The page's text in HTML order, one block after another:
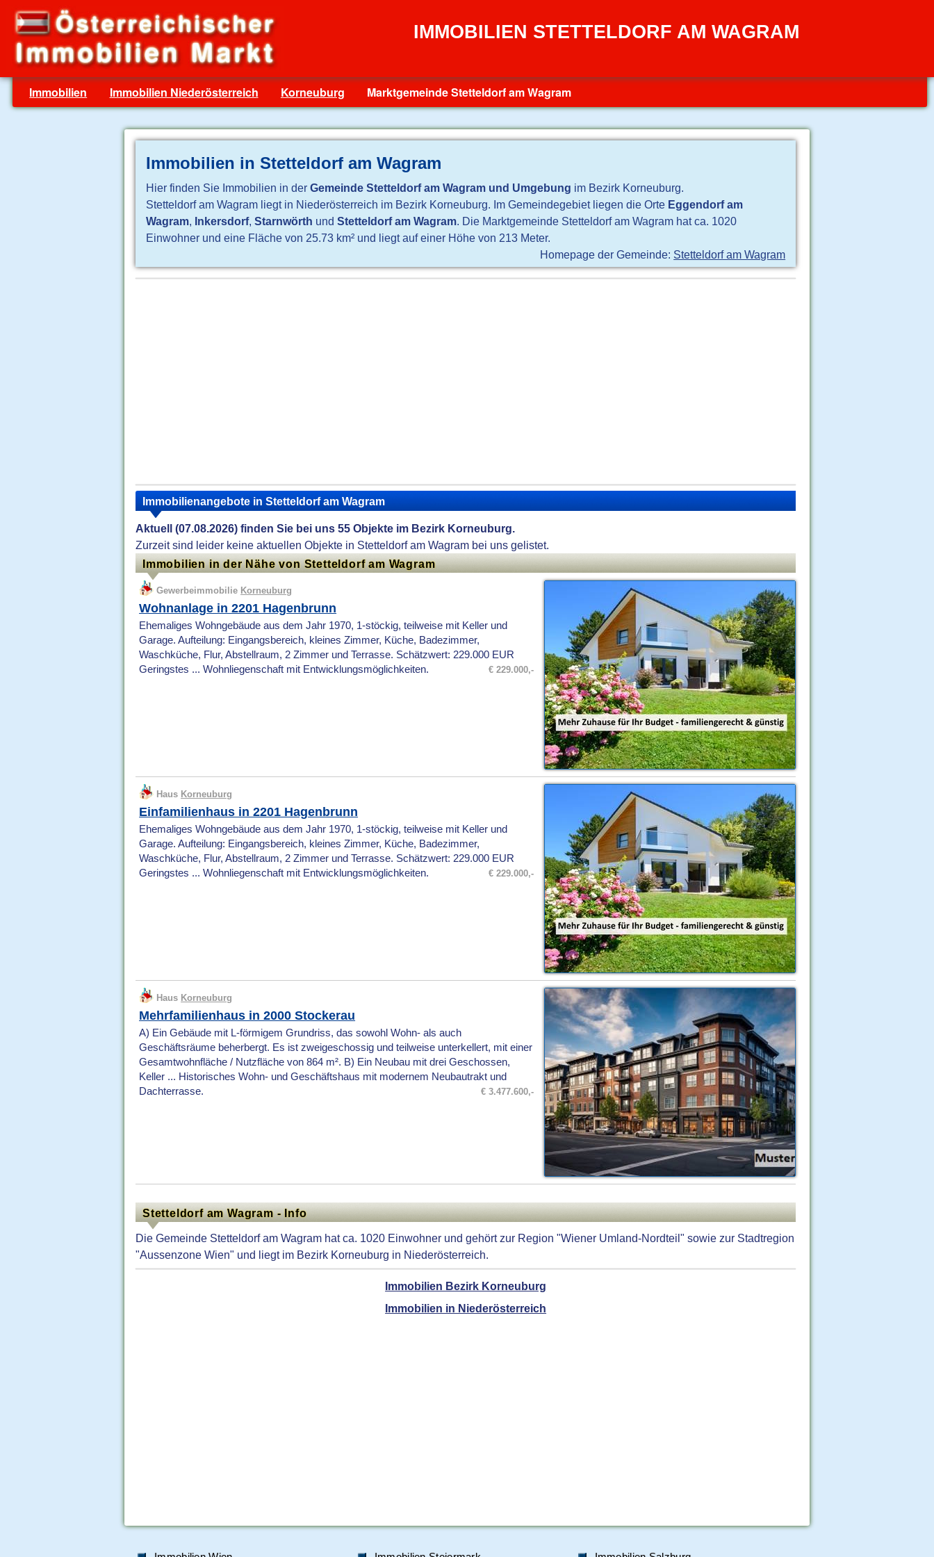
IMMOBILIEN STETTELDORF AM WAGRAM
Immobilien Immobilien Niederösterreich Korneuburg Marktgemeinde Stetteldorf am Wagram
Immobilien in Stetteldorf am Wagram
Hier finden Sie Immobilien in der Gemeinde Stetteldorf am Wagram und Umgebung im Bezirk Korneuburg.
Stetteldorf am Wagram liegt in Niederösterreich im Bezirk Korneuburg. Im Gemeindegebiet liegen die Orte Eggendorf am
Wagram, Inkersdorf, Starnwörth und Stetteldorf am Wagram. Die Marktgemeinde Stetteldorf am Wagram hat ca. 1020
Einwohner und eine Fläche von 25.73 km² und liegt auf einer Höhe von 213 Meter.
Homepage der Gemeinde: Stetteldorf am Wagram
Immobilienangebote in Stetteldorf am Wagram
Aktuell (07.08.2026) finden Sie bei uns 55 Objekte im Bezirk Korneuburg.
Zurzeit sind leider keine aktuellen Objekte in Stetteldorf am Wagram bei uns gelistet.
Immobilien in der Nähe von Stetteldorf am Wagram
Gewerbeimmobilie Korneuburg
Wohnanlage in 2201 Hagenbrunn
Ehemaliges Wohngebäude aus dem Jahr 1970, 1-stöckig, teilweise mit Keller und
Garage. Aufteilung: Eingangsbereich, kleines Zimmer, Küche, Badezimmer,
Waschküche, Flur, Abstellraum, 2 Zimmer und Terrasse. Schätzwert: 229.000 EUR
Geringstes ... Wohnliegenschaft mit Entwicklungsmöglichkeiten.
€ 229.000,-
Haus Korneuburg
Einfamilienhaus in 2201 Hagenbrunn
Ehemaliges Wohngebäude aus dem Jahr 1970, 1-stöckig, teilweise mit Keller und
Garage. Aufteilung: Eingangsbereich, kleines Zimmer, Küche, Badezimmer,
Waschküche, Flur, Abstellraum, 2 Zimmer und Terrasse. Schätzwert: 229.000 EUR
Geringstes ... Wohnliegenschaft mit Entwicklungsmöglichkeiten.
€ 229.000,-
Haus Korneuburg
Mehrfamilienhaus in 2000 Stockerau
A) Ein Gebäude mit L-förmigem Grundriss, das sowohl Wohn- als auch
Geschäftsräume beherbergt. Es ist zweigeschossig und teilweise unterkellert, mit einer
Gesamtwohnfläche / Nutzfläche von 864 m². B) Ein Neubau mit drei Geschossen,
Keller ... Historisches Wohn- und Geschäftshaus mit modernem Neubautrakt und
Dachterrasse.
€ 3.477.600,-
Stetteldorf am Wagram - Info
Die Gemeinde Stetteldorf am Wagram hat ca. 1020 Einwohner und gehört zur Region "Wiener Umland-Nordteil" sowie zur Stadtregion
"Aussenzone Wien" und liegt im Bezirk Korneuburg in Niederösterreich.
Immobilien Bezirk Korneuburg
Immobilien in Niederösterreich